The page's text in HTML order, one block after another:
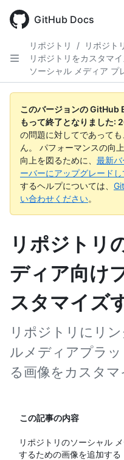
main
GitHub Docs
リポジトリ / リポジト
リポジトリをカスタマ
ソーシャル メディア プ
このバージョンの GitHub
もって終了となりました:
の問題に対してであって
ん。 パフォーマンスの向
向上を図るために、 最新
ーバーにアップグレード
するヘルプについては、
い合わせください。
リポジトリ
ディア向け
スタマイズ
リポジトリにリ
ルメディアプラ
る画像をカスタマ
この記事の内容
リポジトリのソーシャル
するための画像を追加する